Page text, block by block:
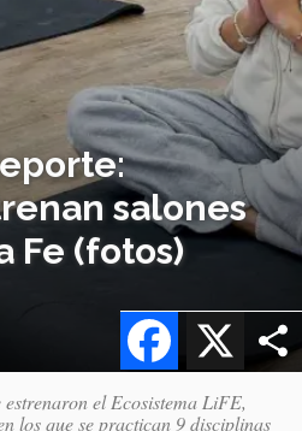
salones
Fe (fotos)
X
Facebook
estrenaron el Ecosistema LiFE,
los que se practican 9 disciplinas